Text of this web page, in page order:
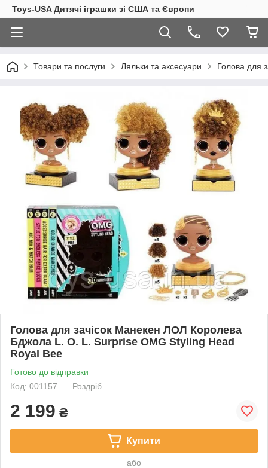
Toys-USA Дитячі іграшки зі США та Європи
Товари та послуги Ляльки та аксесуари Голова для
Голова для зачісок Манекен ЛОЛ Королева
Бджола L. O. L. Surprise OMG Styling Head
Royal Bee
Готово до відправки
Код: 001157
Роздріб
2 199 ₴
Купити
або